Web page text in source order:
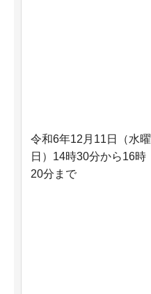
令和6年12月11日（水曜
日）14時30分から16時
20分まで